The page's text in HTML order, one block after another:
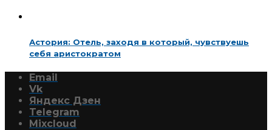
Астория: Отель, заходя в который, чувствуешь
себя аристократом
Email
Vk
Яндекс Дзен
Telegram
Mixcloud